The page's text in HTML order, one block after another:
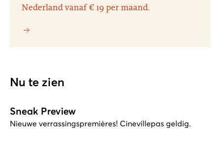
Nederland vanaf € 19 per maand.
Nu te zien
Sneak Preview
Nieuwe verrassingspremières! Cinevillepas geldig.